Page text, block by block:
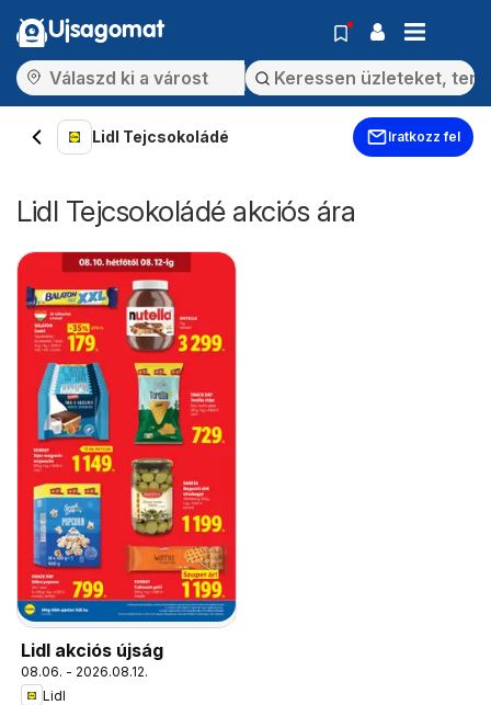
Ujsagomat
Lidl Tejcsokoládé Iratkozz fel
Lidl Tejcsokoládé akciós ára
Lidl akciós újság
08.06. - 2026.08.12.
Lidl